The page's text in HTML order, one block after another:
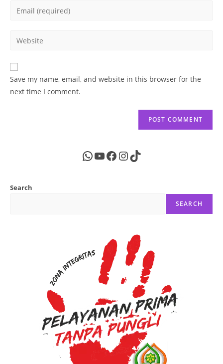
Enter
address
comment
Enter
website
URL
(optional)
Save my name, email, and website in this browser for the
next time I comment.
WhatsApp
YouTube
Facebook
Instagram
TikTok
Search
SEARCH